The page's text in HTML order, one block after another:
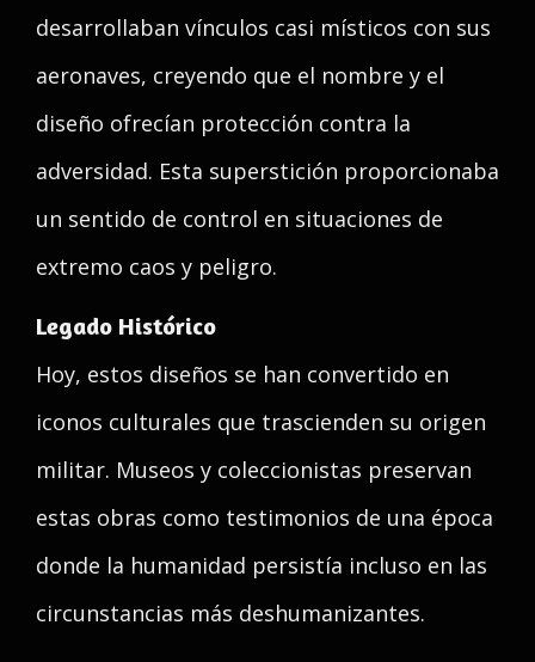
desarrollaban vínculos casi místicos con sus
aeronaves, creyendo que el nombre y el
diseño ofrecían protección contra la
adversidad. Esta superstición proporcionaba
un sentido de control en situaciones de
extremo caos y peligro.
Legado Histórico
Hoy, estos diseños se han convertido en
iconos culturales que trascienden su origen
militar. Museos y coleccionistas preservan
estas obras como testimonios de una época
donde la humanidad persistía incluso en las
circunstancias más deshumanizantes.